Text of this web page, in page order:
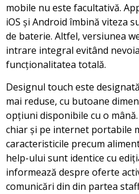
mobile nu este facultativă.
iOS și Android îmbină viteza
de baterie. Altfel, versiunea
intrare integral evitând
funcționalitatea totală.
Designul touch este
mai reduse, cu butoane
opțiuni disponibile cu o
chiar și pe internet portabile
caracteristicile precum
help-ului sunt identice cu
informează despre oferte
comunicări din din partea